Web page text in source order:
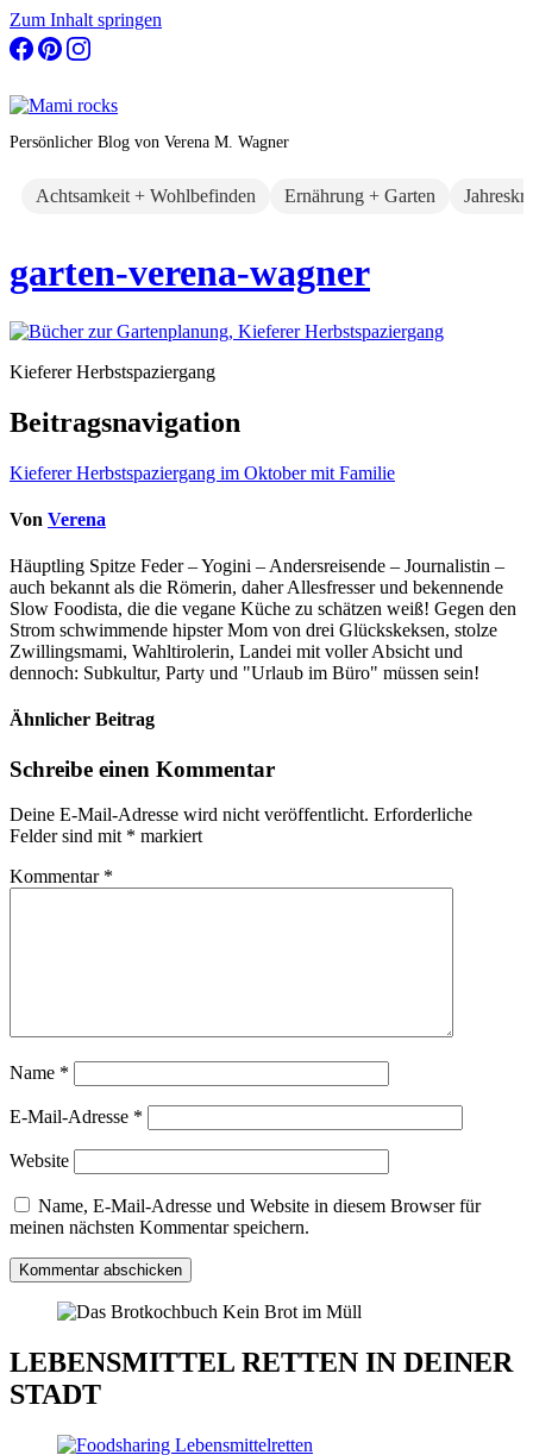
Zum Inhalt springen
Persönlicher Blog von Verena M. Wagner
Achtsamkeit + Wohlbefinden Ernährung + Garten
garten-verena-wagner
Kieferer Herbstspaziergang
Beitragsnavigation
Kieferer Herbstspaziergang im Oktober mit Familie
Von Verena
Häuptling Spitze Feder – Yogini – Andersreisende – Journalistin –
auch bekannt als die Römerin, daher Allesfresser und bekennende
Slow Foodista, die die vegane Küche zu schätzen weiß! Gegen den
Strom schwimmende hipster Mom von drei Glückskeksen, stolze
Zwillingsmami, Wahltirolerin, Landei mit voller Absicht und
dennoch: Subkultur, Party und "Urlaub im Büro" müssen sein!
Ähnlicher Beitrag
Schreibe einen Kommentar
Deine E-Mail-Adresse wird nicht veröffentlicht. Erforderliche
Felder sind mit * markiert
Kommentar *
Name *
E-Mail-Adresse *
Website
Name, E-Mail-Adresse und Website in diesem Browser für
meinen nächsten Kommentar speichern.
LEBENSMITTEL RETTEN IN DEINER
STADT